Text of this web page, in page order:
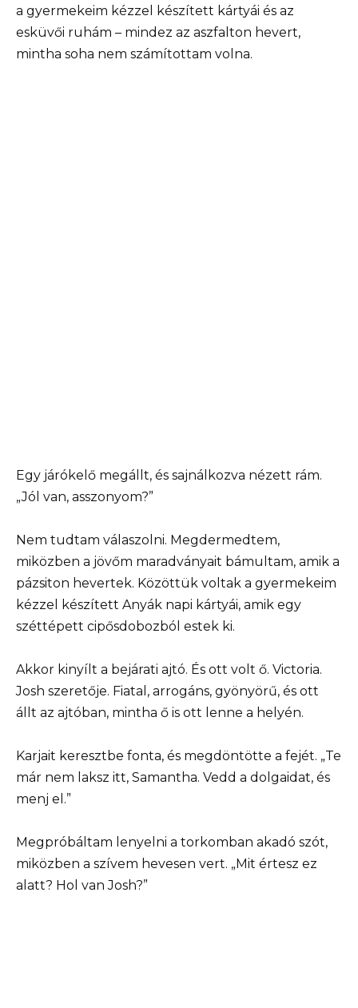
a gyermekeim kézzel készített kártyái és az
esküvői ruhám – mindez az aszfalton hevert,
mintha soha nem számítottam volna.
Egy járókelő megállt, és sajnálkozva nézett rám.
„Jól van, asszonyom?”
Nem tudtam válaszolni. Megdermedtem,
miközben a jövőm maradványait bámultam, amik a
pázsiton hevertek. Közöttük voltak a gyermekeim
kézzel készített Anyák napi kártyái, amik egy
széttépett cipősdobozból estek ki.
Akkor kinyílt a bejárati ajtó. És ott volt ő. Victoria.
Josh szeretője. Fiatal, arrogáns, gyönyörű, és ott
állt az ajtóban, mintha ő is ott lenne a helyén.
Karjait keresztbe fonta, és megdöntötte a fejét. „Te
már nem laksz itt, Samantha. Vedd a dolgaidat, és
menj el.”
Megpróbáltam lenyelni a torkomban akadó szót,
miközben a szívem hevesen vert. „Mit értesz ez
alatt? Hol van Josh?”